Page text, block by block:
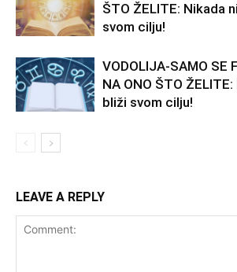
ŠTO ŽELITE: Nikada
svom cilju!
VODOLIJA-SAMO SE
NA ONO ŠTO
bliži svom cilju!
LEAVE A REPLY